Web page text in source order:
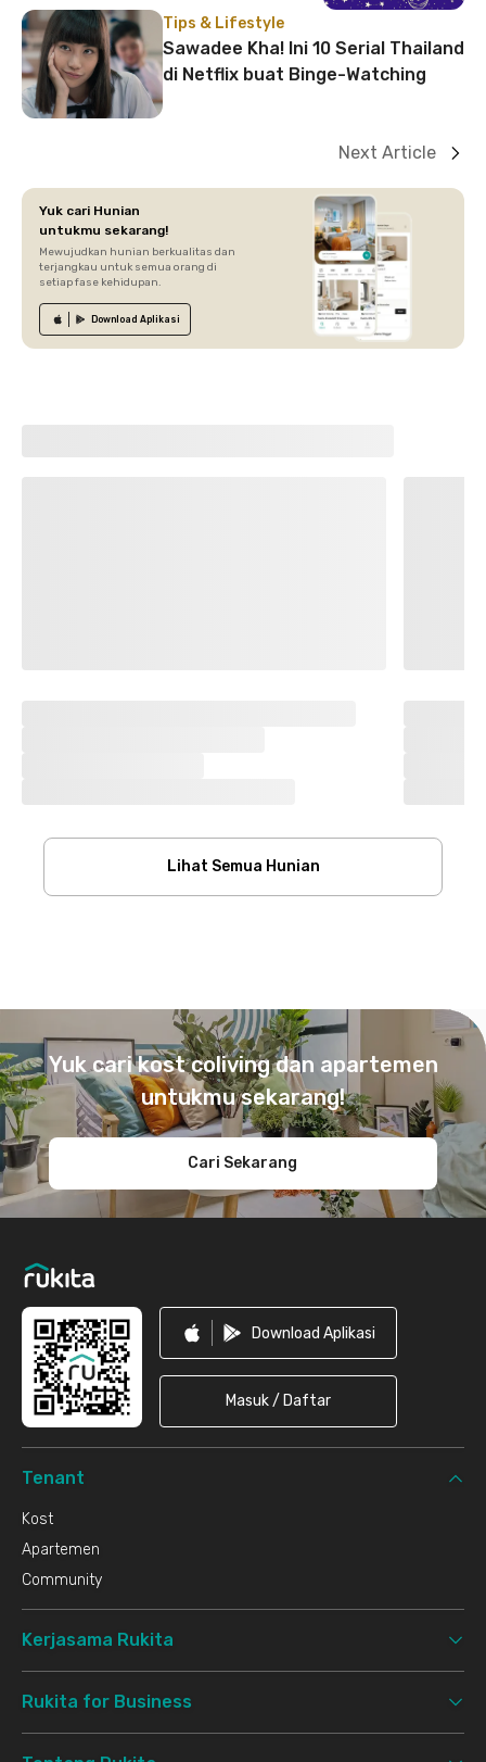
Tips & Lifestyle
Sawadee Kha! Ini 10 Serial Thailand
di Netflix buat Binge-Watching
Next Article
Yuk cari Hunian
untukmu sekarang!
Mewujudkan hunian berkualitas dan
terjangkau untuk semua orang di
setiap fase kehidupan.
Download Aplikasi
Lihat Semua Hunian
Yuk cari kost coliving dan apartemen
untukmu sekarang!
Cari Sekarang
Download Aplikasi
Masuk / Daftar
Tenant
Kost
Apartemen
Community
Kerjasama Rukita
Rukita for Business